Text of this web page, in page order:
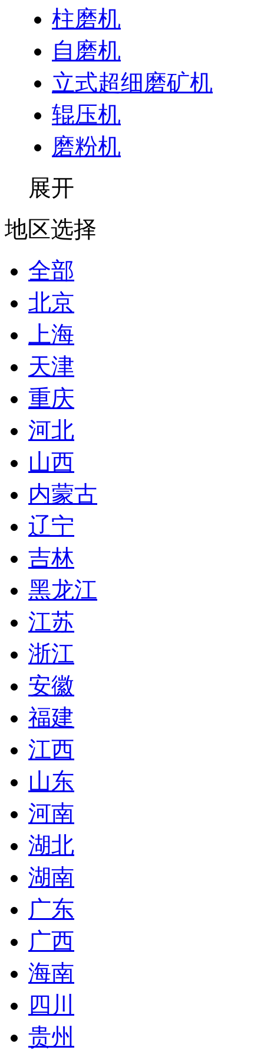
柱磨机
自磨机
立式超细磨矿机
辊压机
磨粉机
展开
地区选择
全部
北京
上海
天津
重庆
河北
山西
内蒙古
辽宁
吉林
黑龙江
江苏
浙江
安徽
福建
江西
山东
河南
湖北
湖南
广东
广西
海南
四川
贵州